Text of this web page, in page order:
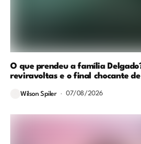
O que prendeu a família
reviravoltas e o final chocante de
Wilson Spiler 07/08/2026